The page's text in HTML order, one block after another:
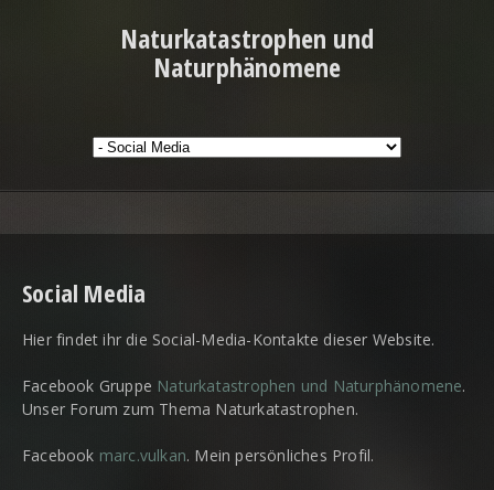
Naturkatastrophen und
Naturphänomene
Social Media
Hier findet ihr die Social-Media-Kontakte dieser Website.
Facebook Gruppe Naturkatastrophen und Naturphänomene.
Unser Forum zum Thema Naturkatastrophen.
Facebook marc.vulkan. Mein persönliches Profil.